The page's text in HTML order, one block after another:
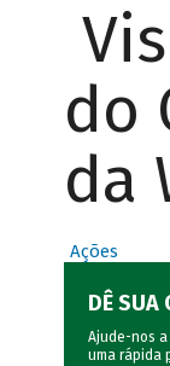
do
da
Ações
DÊ SUA
Ajude-nos a
uma rápida